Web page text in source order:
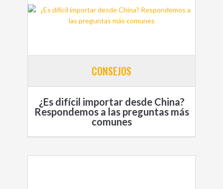
CONSEJOS
¿Es difícil importar desde China?
Respondemos a las preguntas más
comunes